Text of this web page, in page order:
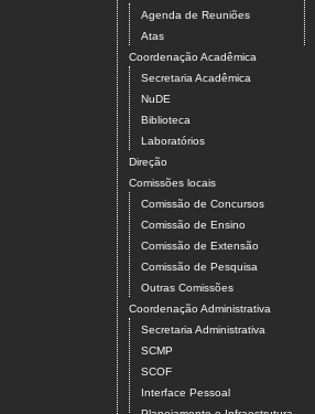
Agenda de Reuniões
Atas
Coordenação Acadêmica
Secretaria Acadêmica
NuDE
Biblioteca
Laboratórios
Direção
Comissões locais
Comissão de Concursos
Comissão de Ensino
Comissão de Extensão
Comissão de Pesquisa
Outras Comissões
Coordenação Administrativa
Secretaria Administrativa
SCMP
SCOF
Interface Pessoal